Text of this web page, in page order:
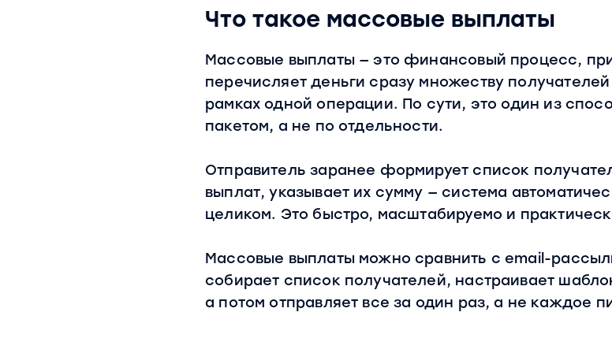
Что такое массовые выплаты
Массовые выплаты — это финансовый процесс,
перечисляет деньги сразу множеству
рамках одной операции. По сути, это один из
пакетом, а не по отдельности.
Отправитель заранее формирует список
выплат, указывает их сумму — система
целиком. Это быстро, масштабируемо и
Массовые выплаты можно сравнить с email-
собирает список получателей, настраивает
а потом отправляет все за один раз, а не каждое